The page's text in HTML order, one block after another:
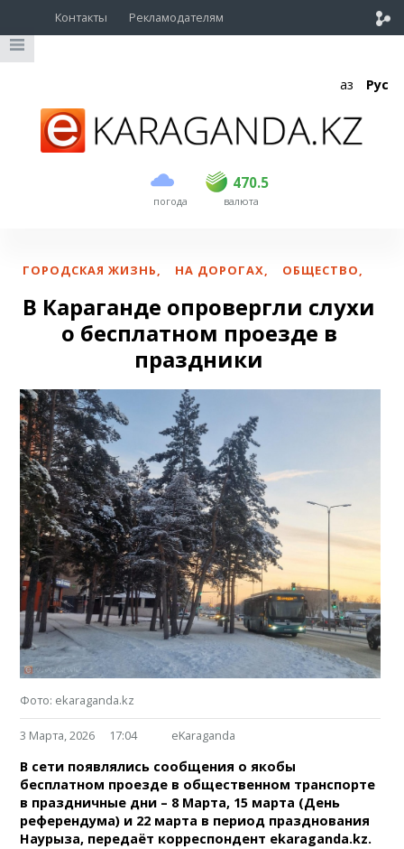
Контакты Рекламодателям
Қаз Рус
погода
470.5
USD 468.5 470.5
EUR валюта
ГОРОДСКАЯ ЖИЗНЬ, НА ДОРОГАХ, ОБЩЕСТВО,
В Караганде опровергли слухи
о бесплатном проезде в
праздники
Фото: ekaraganda.kz
3 Марта, 2026 17:04 eKaraganda
В сети появлялись сообщения о якобы
бесплатном проезде в общественном транспорте
в праздничные дни – 8 Марта, 15 марта (День
референдума) и 22 марта в период празднования
Наурыза, передаёт корреспондент ekaraganda.kz.